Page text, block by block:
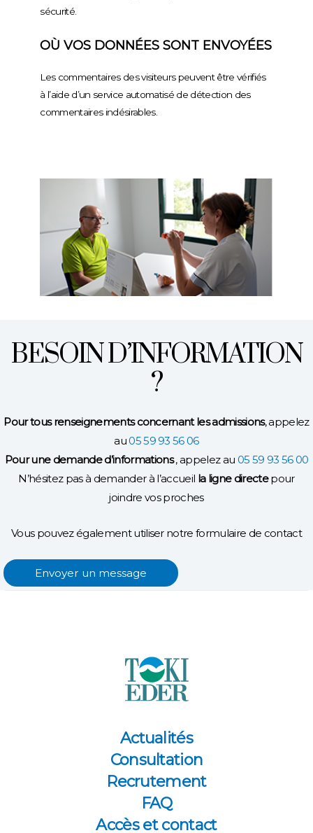
sécurité.
OÙ VOS DONNÉES SONT ENVOYÉES
Les commentaires des visiteurs peuvent être vérifiés
à l’aide d’un service automatisé de détection des
commentaires indésirables.
BESOIN D’INFORMATION
?
Pour tous renseignements concernant les admissions, appelez
au05 59 93 56 06
Pour une demande d’informations, appelez au 05 59 93 56 00
N’hésitez pas à demander à l’accueil la ligne directepour
joindre vos proches
Vous pouvez également utiliser notre formulaire de contact
Envoyer un message
Actualités
Consultation
Recrutement
FAQ
Accès et contact